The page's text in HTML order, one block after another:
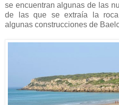
se encuentran algunas de las
de las que se extraía la roca
algunas construcciones de